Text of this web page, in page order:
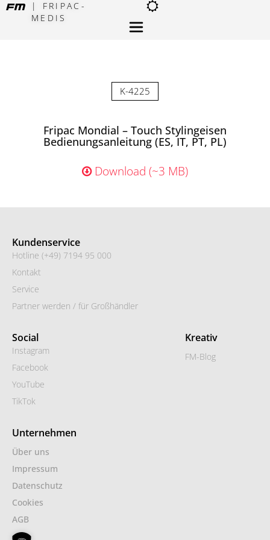
| FRIPAC-
MEDIS
K-4225
Fripac Mondial – Touch Stylingeisen
Bedienungsanleitung (ES, IT, PT, PL)
Download (~3 MB)
Kundenservice
Hotline (+49) 7194 95 000
Kontakt
Service
Partner werden / für Großhändler
Social
Instagram
Facebook
YouTube
TikTok
Kreativ
FM-Blog
Unternehmen
Über uns
Impressum
Datenschutz
Cookies
AGB